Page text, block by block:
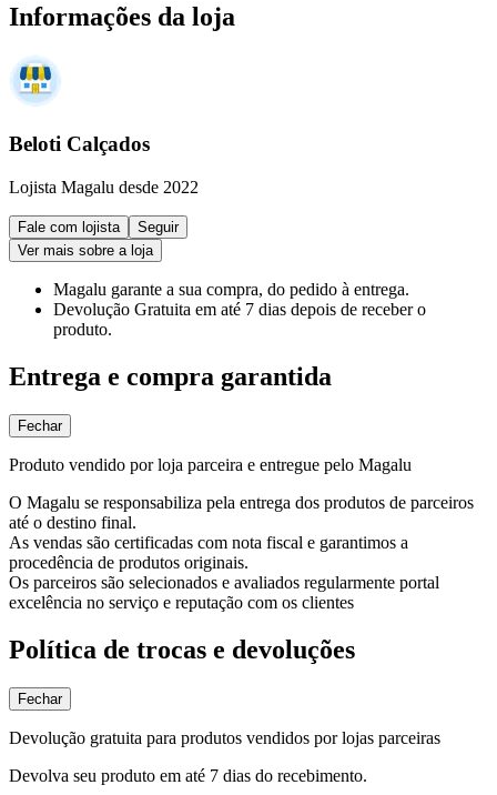
Informações da loja
Beloti Calçados
Lojista Magalu desde 2022
Fale com lojista
Seguir
Ver mais sobre a loja
Magalu garante a sua compra, do pedido à entrega.
Devolução Gratuita em até 7 dias depois de receber o
produto.
Entrega e compra garantida
Fechar
Produto vendido por loja parceira e entregue pelo Magalu
O Magalu se responsabiliza pela entrega dos produtos de parceiros
até o destino final.
As vendas são certificadas com nota fiscal e garantimos a
procedência de produtos originais.
Os parceiros são selecionados e avaliados regularmente portal
excelência no serviço e reputação com os clientes
Política de trocas e devoluções
Fechar
Devolução gratuita para produtos vendidos por lojas parceiras
Devolva seu produto em até 7 dias do recebimento.